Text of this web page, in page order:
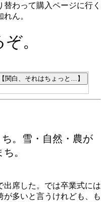
わって購入ページに行く
ん。
。
。雪・自然・農が
。
席した。では卒業式には
多いと言うけれども、も